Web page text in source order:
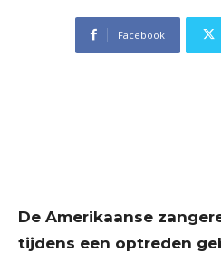
Facebook
De Amerikaanse
tijdens een optreden